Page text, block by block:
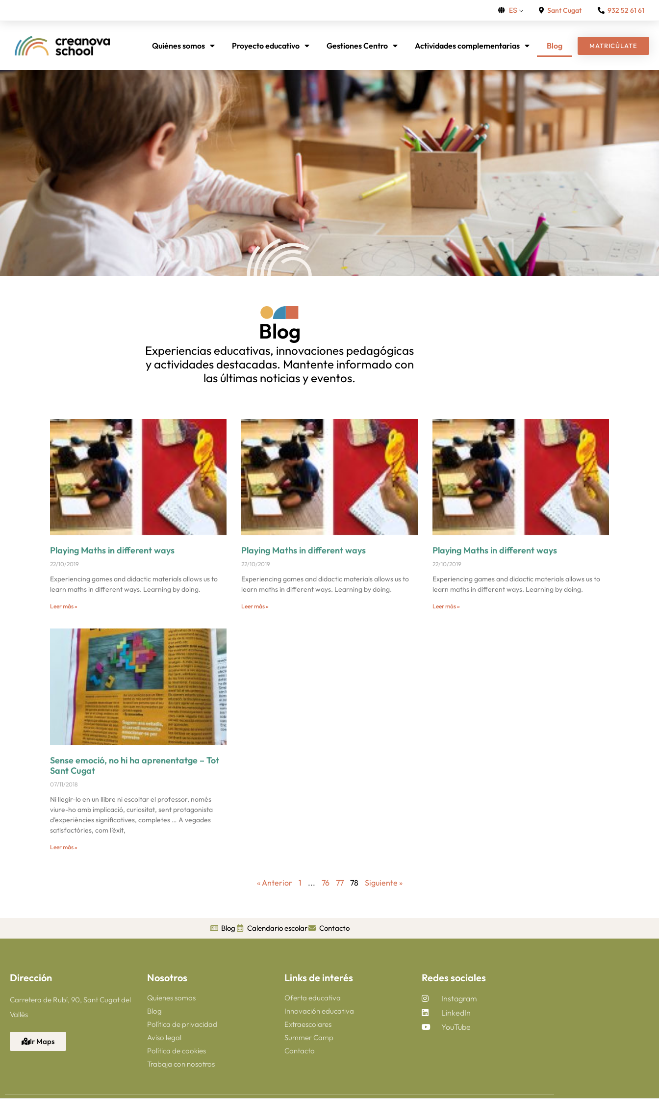
ES Sant Cugat 932 52 61 61
Quiénes somos Proyecto educativo Gestiones Centro Actividades complementarias Blog MATRICÚLATE
Blog
Experiencias educativas, innovaciones pedagógicas
y actividades destacadas. Mantente informado con
las últimas noticias y eventos.
Playing Maths in different ways
22/10/2019
Experiencing games and didactic materials allows us to
learn maths in different ways. Learning by doing.
Leer más »
Playing Maths in different ways
22/10/2019
Experiencing games and didactic materials allows us to
learn maths in different ways. Learning by doing.
Leer más »
Playing Maths in different ways
22/10/2019
Experiencing games and didactic materials allows us to
learn maths in different ways. Learning by doing.
Leer más »
Sense emoció, no hi ha aprenentatge – Tot
Sant Cugat
07/11/2018
Ni llegir-lo en un llibre ni escoltar el professor, només
viure-ho amb implicació, curiositat, sent protagonista
d’experiències significatives, completes … A vegades
satisfactòries, com l’èxit,
Leer más »
« Anterior 1 ... 76 77 78 Siguiente »
Blog Calendario escolar Contacto
Dirección
Carretera de Rubí, 90, Sant Cugat del
Vallès
Ir Maps
Nosotros
Quienes somos
Blog
Política de privacidad
Aviso legal
Política de cookies
Trabaja con nosotros
Links de interés
Oferta educativa
Innovación educativa
Extraescolares
Summer Camp
Contacto
Redes sociales
Instagram
LinkedIn
YouTube